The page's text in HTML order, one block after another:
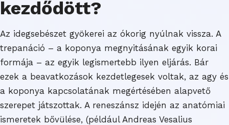
kezdődött?
Az idegsebészet gyökerei az ókorig nyúlnak vissza. A
trepanáció – a koponya megnyitásának egyik korai
formája – az egyik legismertebb ilyen eljárás. Bár
ezek a beavatkozások kezdetlegesek voltak, az agy és
a koponya kapcsolatának megértésében alapvető
szerepet játszottak. A reneszánsz idején az anatómiai
ismeretek bővülése, (például Andreas Vesalius